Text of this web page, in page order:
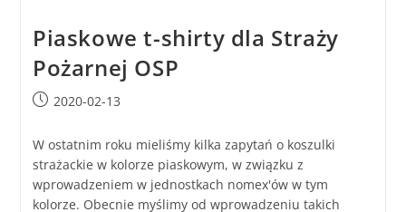
Piaskowe t-shirty dla Straży
Pożarnej OSP
2020-02-13
W ostatnim roku mieliśmy kilka zapytań o koszulki
strażackie w kolorze piaskowym, w związku z
wprowadzeniem w jednostkach nomex'ów w tym
kolorze. Obecnie myślimy od wprowadzeniu takich